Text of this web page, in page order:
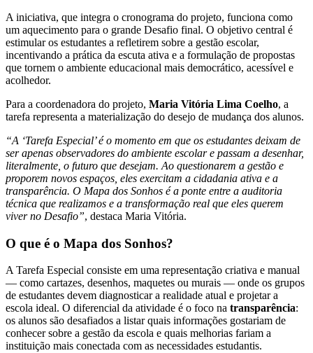
A iniciativa, que integra o cronograma do projeto, funciona como
um aquecimento para o grande Desafio final. O objetivo central é
estimular os estudantes a refletirem sobre a gestão escolar,
incentivando a prática da escuta ativa e a formulação de propostas
que tornem o ambiente educacional mais democrático, acessível e
acolhedor.
Para a coordenadora do projeto, Maria Vitória Lima Coelho, a
tarefa representa a materialização do desejo de mudança dos alunos.
“A ‘Tarefa Especial’ é o momento em que os estudantes deixam de
ser apenas observadores do ambiente escolar e passam a desenhar,
literalmente, o futuro que desejam. Ao questionarem a gestão e
proporem novos espaços, eles exercitam a cidadania ativa e a
transparência. O Mapa dos Sonhos é a ponte entre a auditoria
técnica que realizamos e a transformação real que eles querem
viver no Desafio”, destaca Maria Vitória.
O que é o Mapa dos Sonhos?
A Tarefa Especial consiste em uma representação criativa e manual
— como cartazes, desenhos, maquetes ou murais — onde os grupos
de estudantes devem diagnosticar a realidade atual e projetar a
escola ideal. O diferencial da atividade é o foco na transparência:
os alunos são desafiados a listar quais informações gostariam de
conhecer sobre a gestão da escola e quais melhorias fariam a
instituição mais conectada com as necessidades estudantis.